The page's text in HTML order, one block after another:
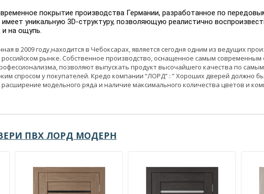
покрытие производства Германии, разработанное по
уникальную 3D-структуру, позволяющую реалистично
и на ощупь.
в 2009 году,находится в Чебоксарах, является сегодня одним из ведущих
рынке. Собственное производство, оснащенное самым современным
позволяют выпускать продукт высочайшего качества по
спросом у покупателей. Кредо компании “ЛОРД” : ” Хороших дверей должно
модельного ряда и наличие максимального количества цветов и
ПВХ ЛОРД МОДЕРН